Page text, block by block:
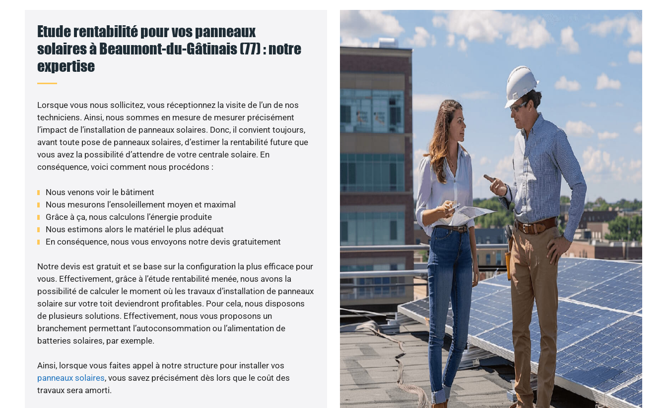
Etude rentabilité pour vos panneaux
solaires à Beaumont-du-Gâtinais (77) : notre
expertise
Lorsque vous nous sollicitez, vous réceptionnez la visite de l’un de nos
techniciens. Ainsi, nous sommes en mesure de mesurer précisément
l’impact de l’installation de panneaux solaires. Donc, il convient toujours,
avant toute pose de panneaux solaires, d’estimer la rentabilité future que
vous avez la possibilité d’attendre de votre centrale solaire. En
conséquence, voici comment nous procédons :
Nous venons voir le bâtiment
Nous mesurons l’ensoleillement moyen et maximal
Grâce à ça, nous calculons l’énergie produite
Nous estimons alors le matériel le plus adéquat
En conséquence, nous vous envoyons notre devis gratuitement
Notre devis est gratuit et se base sur la configuration la plus efficace pour
vous. Effectivement, grâce à l’étude rentabilité menée, nous avons la
possibilité de calculer le moment où les travaux d’installation de panneaux
solaire sur votre toit deviendront profitables. Pour cela, nous disposons
de plusieurs solutions. Effectivement, nous vous proposons un
branchement permettant l’autoconsommation ou l’alimentation de
batteries solaires, par exemple.
Ainsi, lorsque vous faites appel à notre structure pour installer vos
panneaux solaires, vous savez précisément dès lors que le coût des
travaux sera amorti.